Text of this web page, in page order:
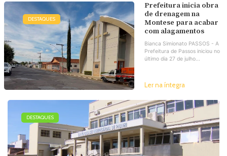
DESTAQUES
Prefeitura inicia obra
de drenagem na
Montese para acabar
com alagamentos
Bianca Simionato PASSOS - A
Prefeitura de Passos iniciou no
último dia 27 de julho...
Ler na íntegra
DESTAQUES